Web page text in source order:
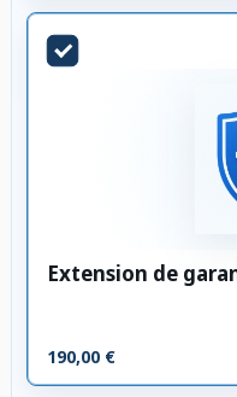
Extension de
190,00 €